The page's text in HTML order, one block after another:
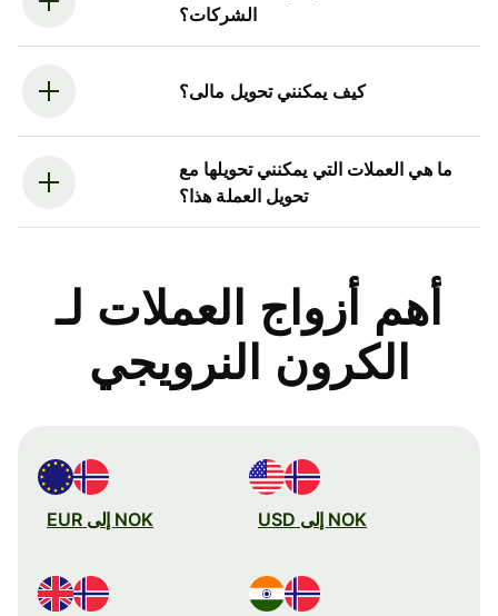
الشركات؟
كيف يمكنني تحويل مالى؟
ما هي العملات التي يمكنني تحويلها مع
تحويل العملة هذا؟
أهم أزواج العملات لـ
الكرون النرويجي
NOK إلى USD NOK إلى EUR